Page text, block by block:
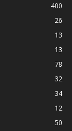
400
26
13
13
78
32
34
12
50